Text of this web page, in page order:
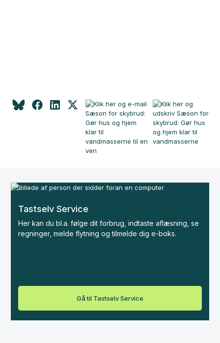
Tastselv Service
Her kan du bl.a. følge dit forbrug, indtaste aflæsning, se
regninger, melde flytning og tilmelde dig e-boks.
Gå til Tastselv Service